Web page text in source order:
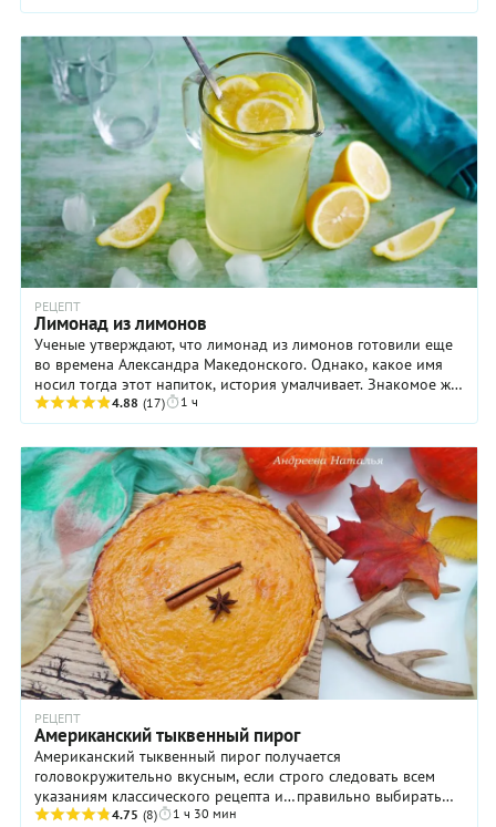
РЕЦЕПТ
Лимонад из лимонов
Ученые утверждают, что лимонад из лимонов готовили еще
во времена Александра Македонского. Однако, какое имя
носил тогда этот напиток, история умалчивает. Знакомое же
нам название появилось позже, в I ...
4.88 (17) 1 ч
РЕЦЕПТ
Американский тыквенный пирог
Американский тыквенный пирог получается
головокружительно вкусным, если строго следовать всем
указаниям классического рецепта и…правильно выбирать
главный ингредиент начинки! Почему мы делаем такой ...
4.75 (8) 1 ч 30 мин